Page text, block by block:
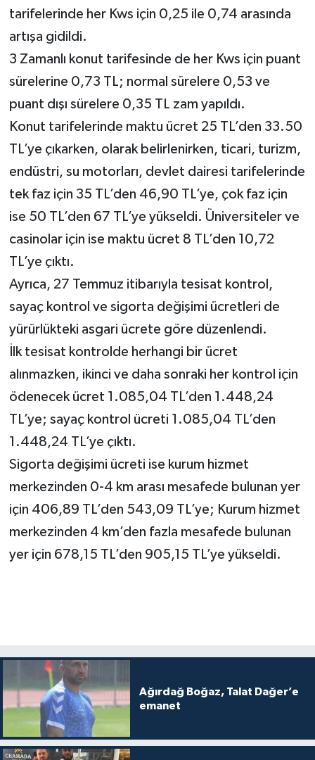
tarifelerinde her Kws için 0,25 ile 0,74 arasında
artışa gidildi.
3 Zamanlı konut tarifesinde de her Kws için puant
sürelerine 0,73 TL; normal sürelere 0,53 ve
puant dışı sürelere 0,35 TL zam yapıldı.
Konut tarifelerinde maktu ücret 25 TL’den 33.50
TL’ye çıkarken, olarak belirlenirken, ticari, turizm,
endüstri, su motorları, devlet dairesi tarifelerinde
tek faz için 35 TL’den 46,90 TL’ye, çok faz için
ise 50 TL’den 67 TL’ye yükseldi. Üniversiteler ve
casinolar için ise maktu ücret 8 TL’den 10,72
TL’ye çıktı.
Ayrıca, 27 Temmuz itibarıyla tesisat kontrol,
sayaç kontrol ve sigorta değişimi ücretleri de
yürürlükteki asgari ücrete göre düzenlendi.
İlk tesisat kontrolde herhangi bir ücret
alınmazken, ikinci ve daha sonraki her kontrol için
ödenecek ücret 1.085,04 TL’den 1.448,24
TL’ye; sayaç kontrol ücreti 1.085,04 TL’den
1.448,24 TL’ye çıktı.
Sigorta değişimi ücreti ise kurum hizmet
merkezinden 0-4 km arası mesafede bulunan yer
için 406,89 TL’den 543,09 TL’ye; Kurum hizmet
merkezinden 4 km’den fazla mesafede bulunan
yer için 678,15 TL’den 905,15 TL’ye yükseldi.
Ağırdağ Boğaz, Talat Dağer’e
emanet